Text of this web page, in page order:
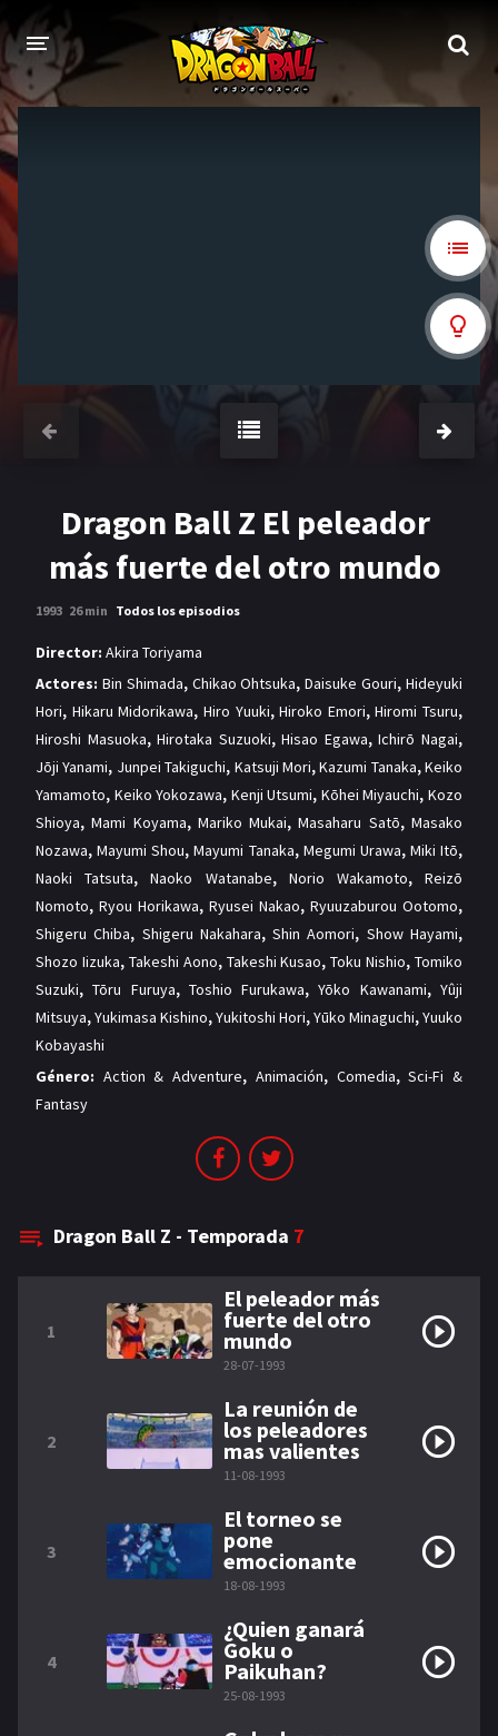
PELÍCULAS
MANGAS
Dragon Ball Z El peleador
más fuerte del otro mundo
1993 26 min Todos los episodios
Director: Akira Toriyama
Actores: Bin Shimada, Chikao Ohtsuka,Daisuke Gouri,Hideyuki
Hori, Hikaru Midorikawa, Hiro Yuuki,Hiroko Emori,Hiromi Tsuru,
Hiroshi Masuoka,Hirotaka Suzuoki,Hisao Egawa,Ichirō Nagai,
Jōji Yanami, Junpei Takiguchi, Katsuji Mori,Kazumi Tanaka,Keiko
Yamamoto, Keiko Yokozawa, Kenji Utsumi, Kōhei Miyauchi,Kozo
Shioya,Mami Koyama, Mariko Mukai,Masaharu Satō,Masako
Nozawa,Mayumi Shou,Mayumi Tanaka, Megumi Urawa, Miki Itō,
Naoki Tatsuta,Naoko Watanabe, Norio Wakamoto,Reizō
Nomoto, Ryou Horikawa, Ryusei Nakao, Ryuuzaburou Ootomo,
Shigeru Chiba, Shigeru Nakahara,Shin Aomori, Show Hayami,
Shozo Iizuka, Takeshi Aono, Takeshi Kusao,Toku Nishio, Tomiko
Suzuki,Tōru Furuya, Toshio Furukawa,Yōko Kawanami,Yûji
Mitsuya,Yukimasa Kishino,Yukitoshi Hori,Yūko Minaguchi,Yuuko
Kobayashi
Género: Action & Adventure, Animación, Comedia,Sci-Fi &
Fantasy
Dragon Ball Z - Temporada 7
1
El peleador más
fuerte del otro
mundo
28-07-1993
2
La reunión de
los peleadores
mas valientes
11-08-1993
3
El torneo se
pone
emocionante
18-08-1993
4
¿Quien ganará
Goku o
Paikuhan?
25-08-1993